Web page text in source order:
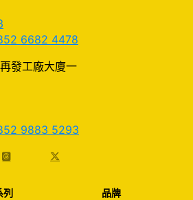
6682 4478
發工廠大廈一
9883 5293
列
品牌